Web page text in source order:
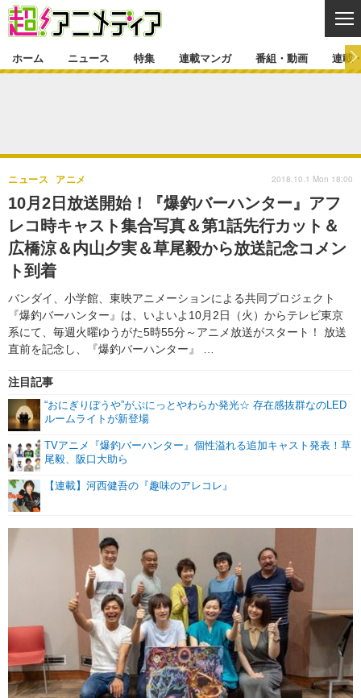
ゲーム・アプリ マンガ
グッズ イベント
声優 コスプレ
特集一覧 カバー
ラキりす
連載マンガ
連載マンガ一覧
番組・動画
番組・動画一覧 ラジオ
動画
連載・ブログ
連載・ブログ一覧 コラム
編集部ブログ・お知らせ
ホーム ニュース 特集 連載マンガ 番組・動画 連載
10月2日放送開始！『爆釣バーハンター』アフ
レコ時キャスト集合写真＆第1話先行カット＆
広橋涼＆内山夕実＆草尾毅から放送記念コメン
ト到着
バンダイ、小学館、東映アニメーションによる共同プロジェクト
『爆釣バーハンター』は、いよいよ10月2日（火）からテレビ東京
系にて、毎週火曜ゆうがた5時55分～アニメ放送がスタート！ 放送
直前を記念し、『爆釣バーハンター』 …
ニュース アニメ
注目記事
“おにぎりぼうや”がぷにっとやわらか発光☆ 存在感抜群なのLED
ルームライトが新登場
TVアニメ『爆釣バーハンター』個性溢れる追加キャスト発表！草
尾毅、阪口大助ら
【連載】河西健吾の『趣味のアレコレ』
2018.10.1 Mon 18:00